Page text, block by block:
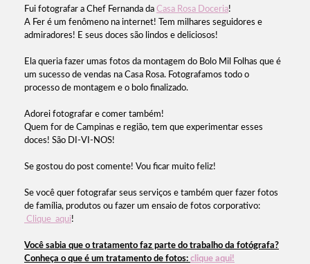
Fui fotografar a Chef Fernanda da Casa Rosa Doceria!
A Fer é um fenômeno na internet! Tem milhares seguidores e
admiradores! E seus doces são lindos e deliciosos!
Ela queria fazer umas fotos da montagem do Bolo Mil Folhas que é
um sucesso de vendas na Casa Rosa. Fotografamos todo o
processo de montagem e o bolo finalizado.
Adorei fotografar e comer também!
Quem for de Campinas e região, tem que experimentar esses
doces! São DI-VI-NOS!
Se gostou do post comente! Vou ficar muito feliz!
Se você quer fotografar seus serviços e também quer fazer fotos
de família, produtos ou fazer um ensaio de fotos corporativo:
Clique aqui!
Você sabia que o tratamento faz parte do trabalho da fotógrafa?
Conheça o que é um tratamento de fotos: clique aqui!